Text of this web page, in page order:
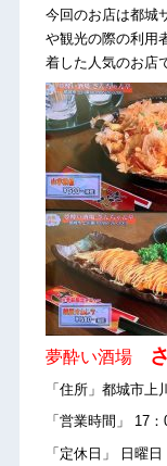
今回のお店は都城
や観光の際の利用
着した人気のお店
夢酔い酒場
「住所」都城市上
「営業時間」 17
「定休日」 日曜日